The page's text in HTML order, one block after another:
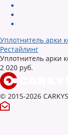
Уплотнитель арки
Рестайлинг
Уплотнитель арки
2 020 руб.
© 2015-2026